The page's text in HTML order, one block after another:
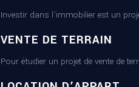
Investir dans l’immobilier est un
VENTE DE TERRAIN
Pour étudier un projet de vente de